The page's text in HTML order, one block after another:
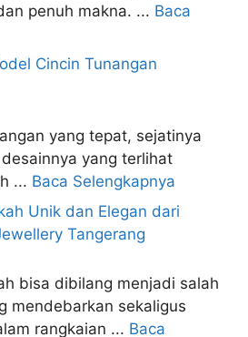
penuh makna. ... Baca
Cincin Tunangan
yang tepat, sejatinya
yang terlihat
... Baca Selengkapnya
Unik dan Elegan dari
Tangerang
bisa dibilang menjadi salah
mendebarkan sekaligus
rangkaian ... Baca